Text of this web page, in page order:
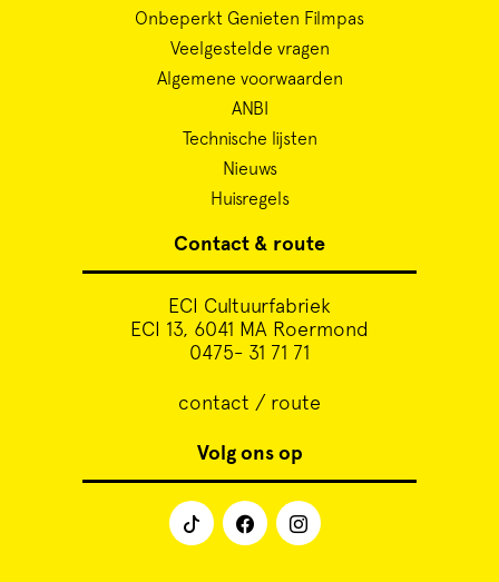
Onbeperkt Genieten Filmpas
Veelgestelde vragen
Algemene voorwaarden
ANBI
Technische lijsten
Nieuws
Huisregels
Contact & route
ECI Cultuurfabriek
ECI 13, 6041 MA Roermond
0475- 31 71 71
contact / route
Volg ons op